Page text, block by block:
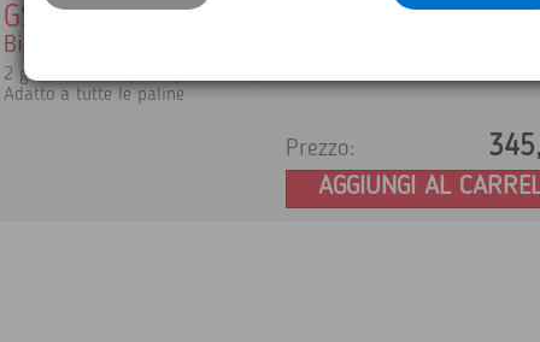
GSR111
Bipiede per palina portaprisma Leica
2 gambe telescopiche per una rapida installazione.
Adatto a tutte le paline
Prezzo:
AGGIUNGI AL